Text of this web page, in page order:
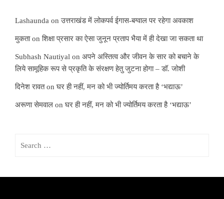
Lashaunda onउत्तराखंड में लोकपर्व ईगास-बग्वाल पर रहेगा अवकाश
मुकताonशिक्षा प्रसार का ऐसा जुनून प्रताप भैया में ही देखा जा सकता था
Subhash Nautiyal on अपने अस्तित्व और जीवन के सार को बचाने के
लिये सामूहिक रूप से प्रकृति के संरक्षण हेतु जुटना होगा – डॉ. जोशी
दिनेश रावतonघर ही नहीं, मन को भी ज्योर्तिमय करता है ‘भद्याऊ’
अरूणा सेमवाल onघर ही नहीं, मन को भी ज्योर्तिमय करता है ‘भद्याऊ’